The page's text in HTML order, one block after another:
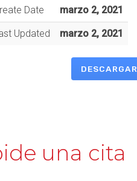
Date marzo 2, 2021
Updated marzo 2, 2021
DESCARGAR
una cita